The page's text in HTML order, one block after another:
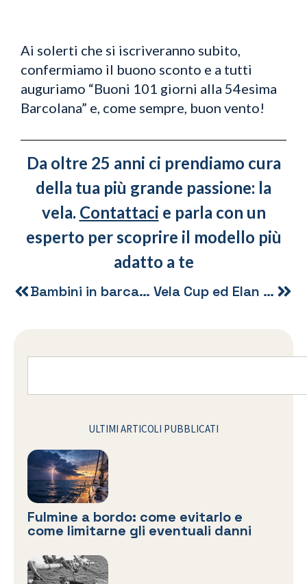
Ai solerti che si iscriveranno subito,
confermiamo il buono sconto e a tutti
auguriamo “Buoni 101 giorni alla 54esima
Barcolana” e, come sempre, buon vento!
Da oltre 25 anni ci prendiamo cura
della tua più grande passione: la
vela. Contattaci e parla con un
esperto per scoprire il modello più
adatto a te
Bambini in barca: consigli e precauzioni Vela Cup ed Elan Cup 2022
ULTIMI ARTICOLI PUBBLICATI
Fulmine a bordo: come evitarlo e
come limitarne gli eventuali danni